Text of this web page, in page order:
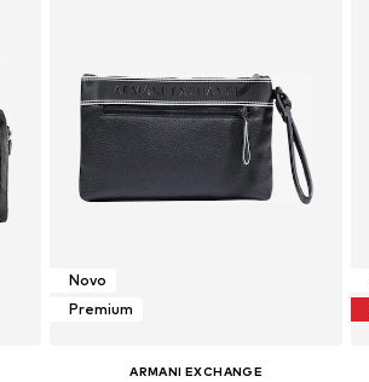
Novo
Premium
ARMANI EXCHANGE